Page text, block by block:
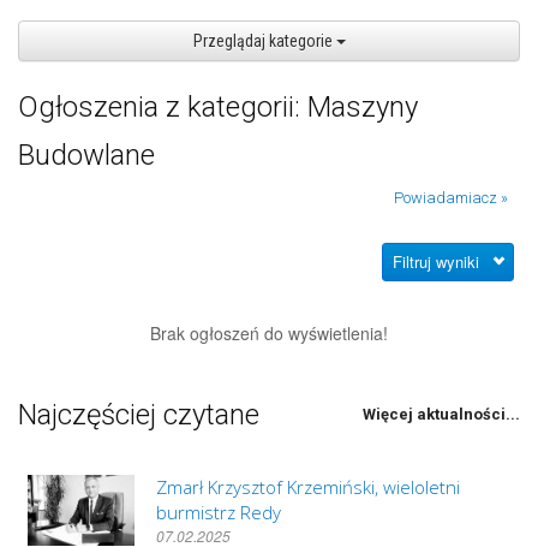
Przeglądaj kategorie
Ogłoszenia z kategorii: Maszyny
Budowlane
Powiadamiacz »
Filtruj wyniki
Brak ogłoszeń do wyświetlenia!
Najczęściej czytane Więcej aktualności...
Zmarł Krzysztof Krzemiński, wieloletni
burmistrz Redy
07.02.2025